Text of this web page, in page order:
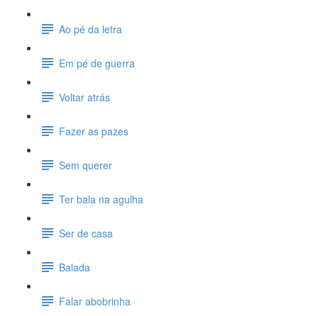
Ao pé da letra
Em pé de guerra
Voltar atrás
Fazer as pazes
Sem querer
Ter bala na agulha
Ser de casa
Balada
Falar abobrinha